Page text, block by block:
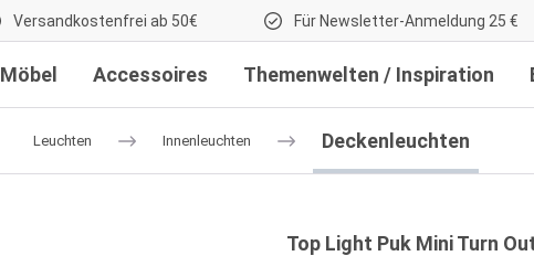
Versandkostenfrei ab 50€ Für Newsletter-Anmeldung 25 €
Möbel Accessoires Themenwelten / Inspiration
Leuchten Innenleuchten Deckenleuchten
Top Light Puk Mini Turn